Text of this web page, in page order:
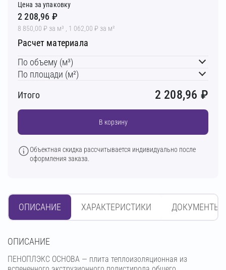
Цена за упаковку
2 208,96 ₽
8 850,00 ₽ за м³ , 1 062,00 ₽ за м²
Расчет материала
По объему (м³)
По площади (м²)
Итого
2 208,96 ₽
В корзину
Объектная скидка рассчитывается индивидуально после
оформления заказа.
ОПИСАНИЕ ХАРАКТЕРИСТИКИ ДОКУМЕНТЫ
OПИСАНИЕ
ПЕНОПЛЭКС ОСНОВА — плита теплоизоляционная из